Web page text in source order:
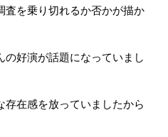
査を乗り切れるか否かが描か
の好演が話題になっていまし
在感を放っていましたから